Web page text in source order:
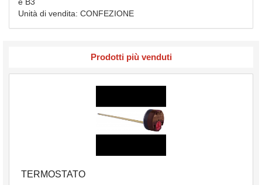
Unità di vendita: CONFEZIONE
Prodotti più venduti
TERMOSTATO